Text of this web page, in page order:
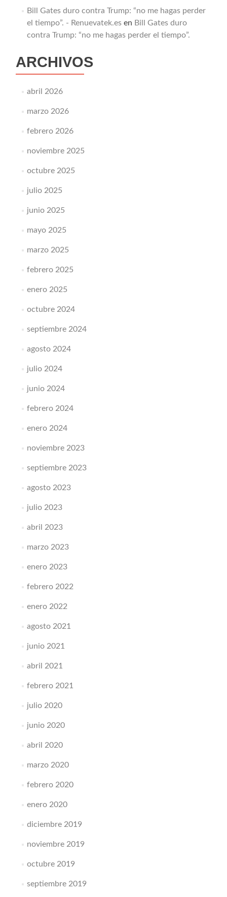
Bill Gates duro contra Trump: “no me hagas perder
el tiempo”. - Renuevatek.esen Bill Gates duro
contra Trump: “no me hagas perder el tiempo”.
ARCHIVOS
abril 2026
marzo 2026
febrero 2026
noviembre 2025
octubre 2025
julio 2025
junio 2025
mayo 2025
marzo 2025
febrero 2025
enero 2025
octubre 2024
septiembre 2024
agosto 2024
julio 2024
junio 2024
febrero 2024
enero 2024
noviembre 2023
septiembre 2023
agosto 2023
julio 2023
abril 2023
marzo 2023
enero 2023
febrero 2022
enero 2022
agosto 2021
junio 2021
abril 2021
febrero 2021
julio 2020
junio 2020
abril 2020
marzo 2020
febrero 2020
enero 2020
diciembre 2019
noviembre 2019
octubre 2019
septiembre 2019